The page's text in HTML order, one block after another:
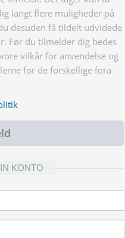
langt flere muligheder på
desuden få tildelt udvidede
Før du tilmelder dig bedes
vilkår for anvendelse og
for de forskellige fora
KONTO